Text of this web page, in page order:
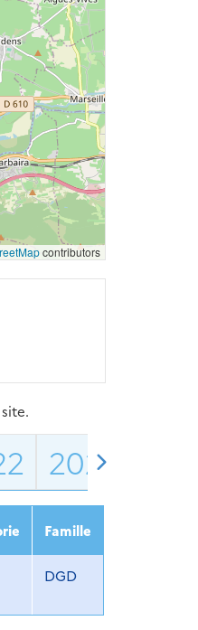
contributors
2023
Famille
DGD